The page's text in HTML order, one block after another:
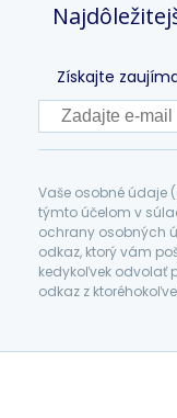
Získajte
Vaše osobné údaje
týmto účelom v
ochrany osobných
odkaz, ktorý vám
kedykoľvek odvolať
odkaz z